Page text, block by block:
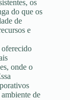
os
do que os
de
e
oferecido
onde o
de